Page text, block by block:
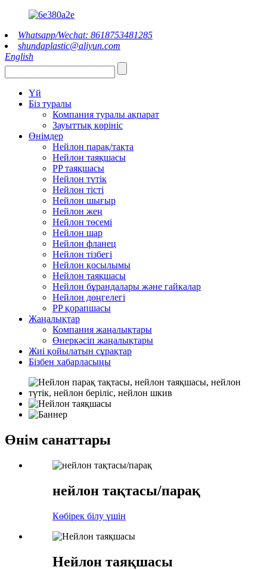
Whatsapp/Wechat: 8618753481285
shundaplastic@aliyun.com
English
Үй
Біз туралы
Компания туралы ақпарат
Зауыттық көрініс
Өнімдер
Нейлон парақ/тақта
Нейлон таяқшасы
PP таяқшасы
Нейлон түтік
Нейлон тісті
Нейлон шығыр
Нейлон жең
Нейлон төсемі
Нейлон шар
Нейлон фланец
Нейлон тізбегі
Нейлон қосылымы
Нейлон таяқшасы
Нейлон бұрандалары және гайкалар
Нейлон дөңгелегі
PP қорапшасы
Жаңалықтар
Компания жаңалықтары
Өнеркәсіп жаңалықтары
Жиі қойылатын сұрақтар
Бізбен хабарласыңы
Өнім санаттары
нейлон тақтасы/парақ
Көбірек білу үшін
Нейлон таяқшасы